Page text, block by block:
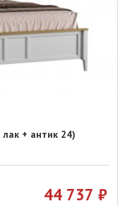
+ антик 24)
44 737